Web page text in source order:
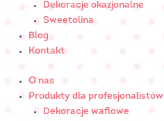
Dekoracje okazjonalne
Sweetolina
Blog
Kontakt
O nas
Produkty dla profesjonalistów
Dekoracje waflowe